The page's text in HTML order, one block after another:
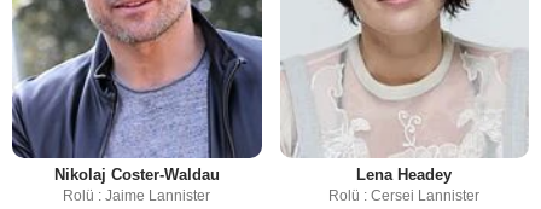
Nikolaj Coster-Waldau
Rolü : Jaime Lannister
Lena Headey
Rolü : Cersei Lannister